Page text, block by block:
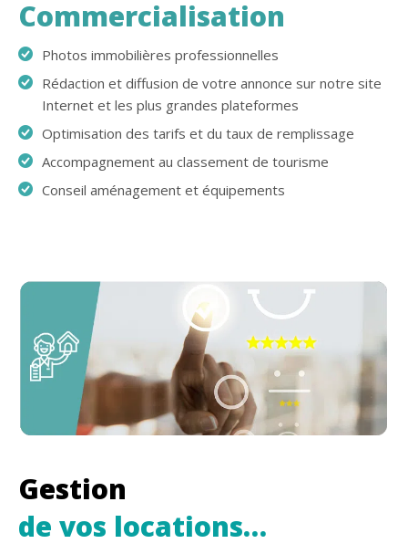
Commercialisation
Photos immobilières professionnelles
Rédaction et diffusion de votre annonce sur notre site
Internet et les plus grandes plateformes
Optimisation des tarifs et du taux de remplissage
Accompagnement au classement de tourisme
Conseil aménagement et équipements
Gestion
de vos locations…